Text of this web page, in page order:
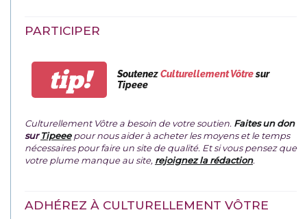
PARTICIPER
tip! SoutenezCulturellement Vôtresur
Tipeee
Culturellement Vôtre a besoin de votre soutien. Faites un don
surTipeeepour nous aider à acheter les moyens et le temps
nécessaires pour faire un site de qualité. Et si vous pensez que
votre plume manque au site, rejoignez la rédaction.
ADHÉREZ À CULTURELLEMENT VÔTRE